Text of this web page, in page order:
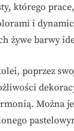
którego
i
żywe barwy
poprzez
Można